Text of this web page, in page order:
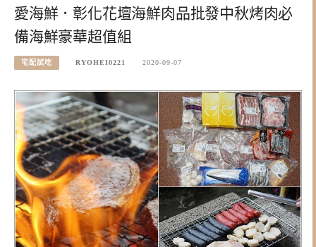
愛海鮮．彰化花壇海鮮肉品批發中秋烤肉必
備海鮮豪華超值組
宅配試吃 RYOHEI0221 2020-09-07